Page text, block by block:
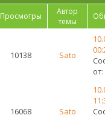
Просмотры
Автор
темы
10138 Sato
от:
16068 Sato